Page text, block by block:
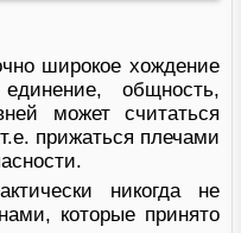
широкое хождение
общность,
может считаться
прижаться плечами
никогда не
которые принято